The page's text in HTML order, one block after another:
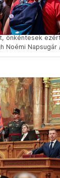
önkéntesek
Noémi Napsugár